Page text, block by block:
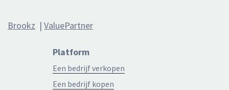
Brookz | ValuePartner
Platform
Een bedrijf verkopen
Een bedrijf kopen